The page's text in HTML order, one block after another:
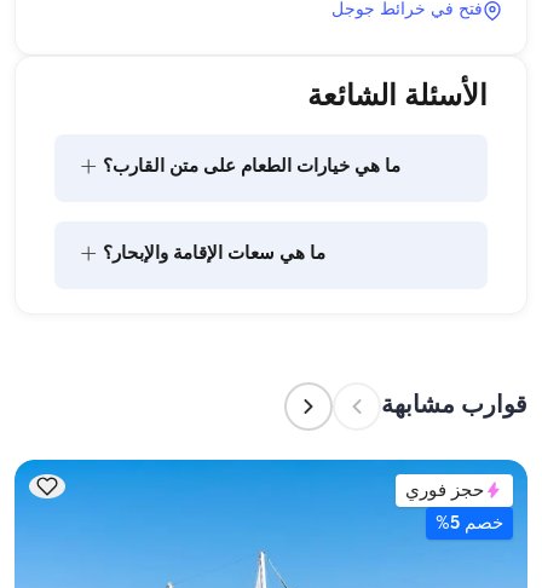
فتح في خرائط جوجل
الأسئلة الشائعة
ما هي خيارات الطعام على متن القارب؟ +
ما هي سعات الإقامة والإبحار؟ +
للإيجارات اليومية، فتنطبق سعة الإبحار.
قوارب مشابهة
حجز فوري
خصم 5%